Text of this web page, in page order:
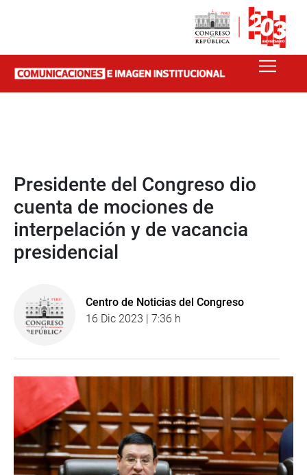
Presidente del Congreso dio
cuenta de mociones de
interpelación y de vacancia
presidencial
Centro de Noticias del Congreso
16 Dic 2023 | 7:36 h